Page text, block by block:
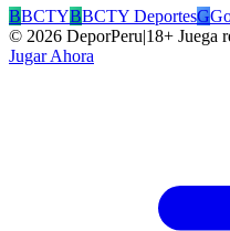
BBCTYBBCTY DeportesG
© 2026 DeporPeru|18+ Juega
Jugar Ahora